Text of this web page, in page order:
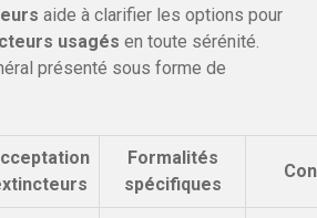
aide à clarifier les options pour
usagés en toute sérénité.
présenté sous forme de
Formalités
spécifiques